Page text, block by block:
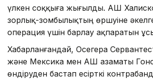
үлкен соққыға жығылды. АҚШ
зорлық-зомбылықтың өршуіне
операция үшін барлау ақпаратын
Хабарланғандай, Осегера
және Мексика мен АҚШ азаматы
өндіруден бастап есірткі